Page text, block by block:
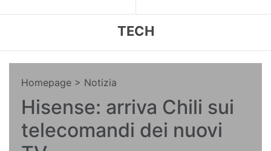
TECH
Homepage > Notizia
Hisense: arriva Chili sui
telecomandi dei nuovi